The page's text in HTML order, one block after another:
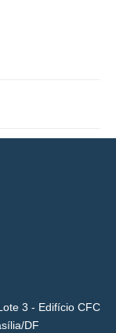
3 - Edifício CFC
DF